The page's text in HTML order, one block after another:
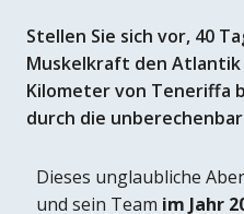
Stellen Sie sich vor, 40
Muskelkraft den Atlantik
Kilometer von Teneriffa
durch die
Dieses unglaubliche
und sein Team im Jahr